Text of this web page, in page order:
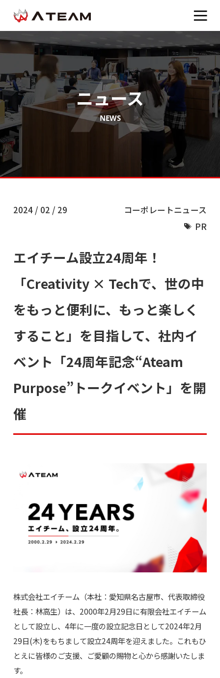
ニュース
NEWS
2024 / 02 / 29
コーポレートニュース
PR
エイチーム設立24周年！
「Creativity × Techで、世の中
をもっと便利に、もっと楽しく
すること」を目指して、社内イ
ベント「24周年記念“Ateam
Purpose”トークイベント」を開
催
株式会社エイチーム（本社：愛知県名古屋市、代表取締役
社長：林高生）は、2000年2月29日に有限会社エイチーム
として設立し、4年に一度の設立記念日として2024年2月
29日(木)をもちまして設立24周年を迎えました。これもひ
とえに皆様のご支援、ご愛顧の賜物と心から感謝いたしま
す。